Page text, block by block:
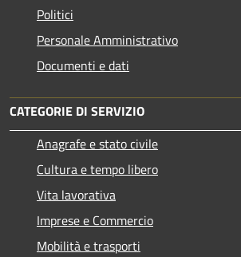
Politici
Personale Amministrativo
Documenti e dati
CATEGORIE DI SERVIZIO
Anagrafe e stato civile
Cultura e tempo libero
Vita lavorativa
Imprese e Commercio
Mobilità e trasporti